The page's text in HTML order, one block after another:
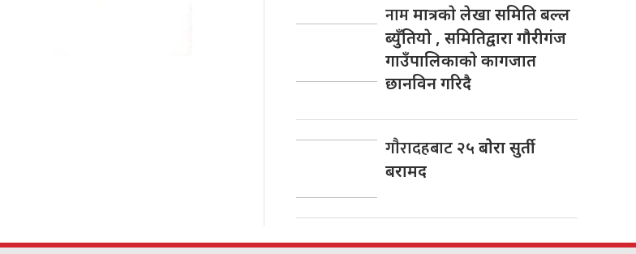
नाममात्रकाे लेखा समिति बल्ल
ब्युँतियाे , समितिद्वारा गाैरीगंज
गाउँपालिकाकाे कागजात
छानविन गरिदै
गाैरादहबाट २५ बाेेरा सुर्ती
बरामद